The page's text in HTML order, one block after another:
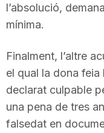
l’absolució,
mínima.
Finalment, l’altre
el qual la dona
declarat culpable
una pena de tres
falsedat en